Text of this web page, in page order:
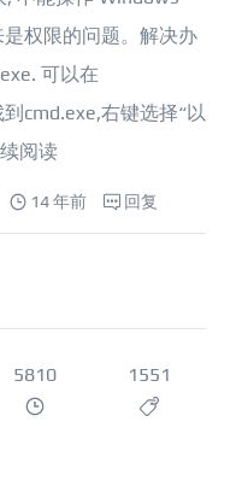
权限的问题。解决办
可以在
cmd.exe,右键选择“以
阅读
14 年前 回复
5810 1551